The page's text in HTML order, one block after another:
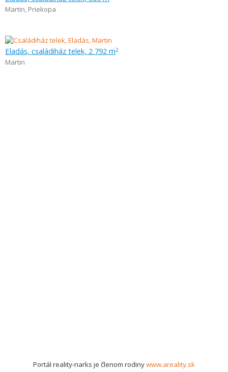
Martin, Priekopa
Eladás, családiház telek, 2 792 m2
Martin
Portál reality-narks je členom rodinywww.areality.sk